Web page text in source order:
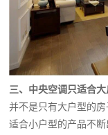
三、中央空调只适合大
并不是只有大户型的
适合小户型的产品不